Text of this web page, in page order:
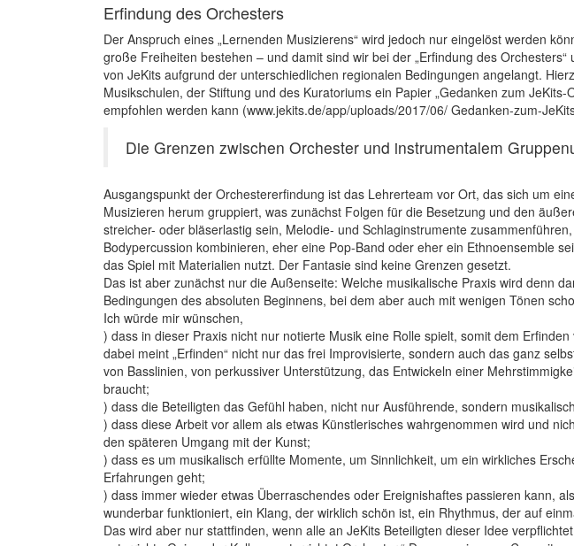
Erfindung des Orchesters
Der Anspruch eines „Lernenden Musizierens“ wird jedoch nur eingelöst werden
große Freiheiten bestehen – und damit sind wir bei der „Erfindung des
von JeKits aufgrund der unterschiedlichen regionalen Bedingungen angelangt.
Musikschulen, der Stiftung und des Kuratoriums ein Papier „Gedanken zum
empfohlen werden kann (www.jekits.de/app/uploads/2017/06/ Gedanken-zum-
Die Grenzen ­zwischen Orchester und instrumentalem
Ausgangspunkt der Orchestererfindung ist das Lehrerteam vor Ort, das sich um
Musizieren herum gruppiert, was zunächst Folgen für die Besetzung und den
streicher- oder bläserlastig sein, Melodie- und Schlaginstrumente
Bodypercussion kombinieren, eher eine Pop-Band oder eher ein Ethnoensemble
das Spiel mit Materialien nutzt. Der Fantasie sind keine Grenzen gesetzt.
Das ist aber zunächst nur die Außenseite: Welche musikalische Praxis wird denn
Bedingungen des absoluten Beginnens, bei dem aber auch mit wenigen Tönen
Ich würde mir wünschen,
) dass in dieser Praxis nicht nur notierte Musik eine Rolle spielt, somit dem
dabei meint „Erfinden“ nicht nur das frei Improvisierte, sondern auch das ganz
von Basslinien, von perkussiver Unterstützung, das Entwickeln einer
braucht;
) dass die Beteiligten das Gefühl haben, nicht nur Ausführende, sondern
) dass diese Arbeit vor allem als etwas Künstlerisches wahrgenommen wird und
den späteren Umgang mit der Kunst;
) dass es um musikalisch erfüllte Momente, um Sinnlichkeit, um ein wirkliches
Erfahrungen geht;
) dass immer wieder etwas Überraschendes oder Ereignishaftes passieren kann,
wunderbar funktioniert, ein Klang, der wirklich schön ist, ein Rhythmus, der auf
Das wird aber nur stattfinden, wenn alle an JeKits Beteiligten dieser Idee